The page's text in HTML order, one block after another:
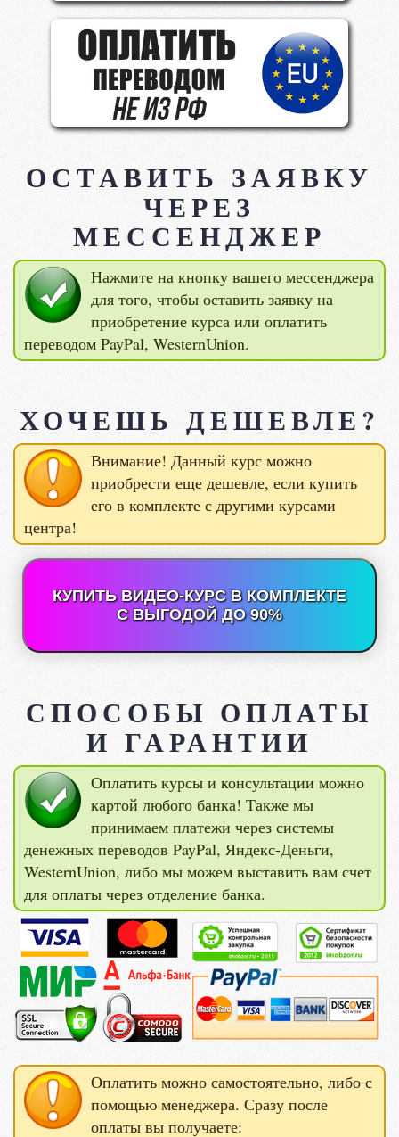
ОСТАВИТЬ ЗАЯВКУ
ЧЕРЕЗ
МЕССЕНДЖЕР
Нажмите на кнопку вашего мессенджера
для того, чтобы оставить заявку на
приобретение курса или оплатить
переводом PayPal, WesternUnion.
ХОЧЕШЬ ДЕШЕВЛЕ?
Внимание! Данный курс можно
приобрести еще дешевле, если купить
его в комплекте с другими курсами
центра!
КУПИТЬ ВИДЕО-КУРС В КОМПЛЕКТЕ
С ВЫГОДОЙ ДО 90%
СПОСОБЫ ОПЛАТЫ
И ГАРАНТИИ
Оплатить курсы и консультации можно
картой любого банка! Также мы
принимаем платежи через системы
денежных переводов PayPal, Яндекс-Деньги,
WesternUnion, либо мы можем выставить вам счет
для оплаты через отделение банка.
Оплатить можно самостоятельно, либо с
помощью менеджера. Сразу после
оплаты вы получаете: